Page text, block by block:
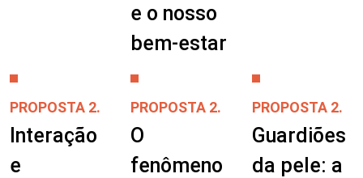
e o nosso
bem-estar
PROPOSTA 2.
Interação
e
PROPOSTA 2.
O
fenômeno
PROPOSTA 2.
Guardiões
da pele: a